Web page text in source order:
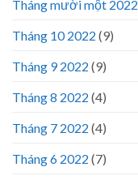
Tháng mười một 2022
Tháng 10 2022 (9)
Tháng 9 2022 (9)
Tháng 8 2022 (4)
Tháng 7 2022 (4)
Tháng 6 2022 (7)